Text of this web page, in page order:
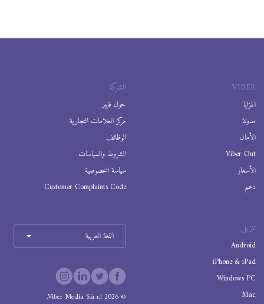
VIBER
المزايا
مدونة
الأمان
Viber Out
الأسعار
دعم
الشركة
حول فايبر
مركز العلامات التجارية
الوظائف
الشروط والسياسات
سياسة الخصوصية
Customer Complaints Code
تنزيل
Android
iPhone & iPad
Windows PC
Mac
اللغة العربية
©
2026
Viber Media S.à r.l.